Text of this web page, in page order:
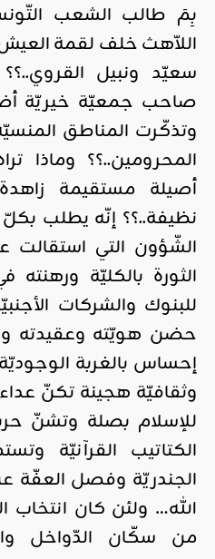
بِمَ طالب الشعب
اللاّهث خلف لقمة
سعيّد ونبيل
صاحب جمعيّة خيريّة
وتذكّرت المناطق
المحرومين..؟؟ وماذا
أصيلة مستقيمة
نظيفة..؟؟ إنّه يطلب
الشّؤون التي
الثورة بالكليّة
للبنوك والشركات
حضن هويّته وعقيدته
إحساس بالغربة
وثقافيّة هجينة تكنّ
للإسلام بصلة وتشنّ
الكتاتيب القرآنيّة
الجندريّة وفصل العفّة
الله… ولئن كان انتخاب
من سكّان الدّواخل